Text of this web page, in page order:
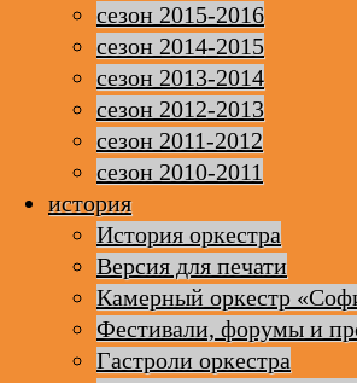
сезон 2015-2016
сезон 2014-2015
сезон 2013-2014
сезон 2012-2013
сезон 2011-2012
сезон 2010-2011
история
История оркестра
Версия для печати
Камерный оркестр
Фестивали, форумы и
Гастроли оркестра